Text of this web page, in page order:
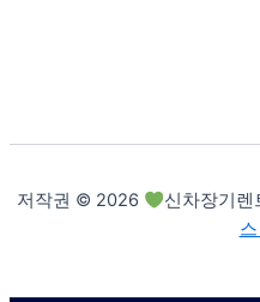
저작권 © 2026 신차장기렌